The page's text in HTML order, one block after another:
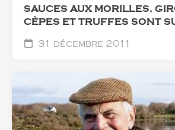
SAUCES AUX MORILLES,
CÈPES ET TRUFFES SONT
31 décembre 2011